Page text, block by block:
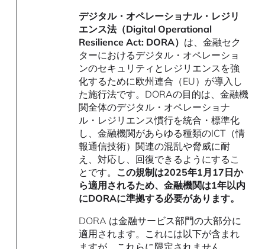
デジタル・オペレーショナル・レジリ
エンス法（Digital Operational
Resilience Act: DORA） は、金融セク
ターにおけるデジタル・オペレーショ
ンのセキュリティとレジリエンスを強
化するために欧州連合（EU）が導入し
た施行法です。DORAの目的は、金融機
関全体のデジタル・オペレーショナ
ル・レジリエンス慣行を統合・標準化
し、金融機関があらゆる種類のICT（情
報通信技術）関連の混乱や脅威に耐
え、対応し、回復できるようにするこ
とです。 この規制は2025年1月17日か
ら適用されるため、金融機関は1年以内
にDORAに準拠する必要があります。
DORA は金融サービス部門の大部分に
適用されます。これには以下が含まれ
ますが、これらに限定されません。